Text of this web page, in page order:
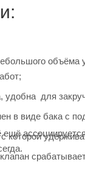
объёма
удобна для
в виде бака с
которой
ещё